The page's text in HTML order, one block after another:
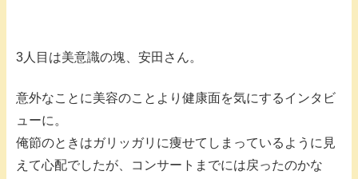
3人目は美意識の塊、安田さん。
意外なことに美容のことより健康面を気にするインタビ
ューに。
俺節のときはガリッガリに痩せてしまっているように見
えて心配でしたが、コンサートまでには戻ったのかな